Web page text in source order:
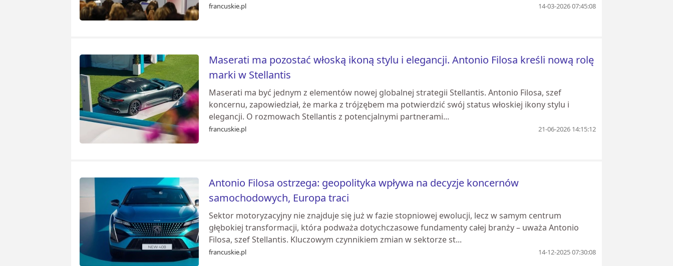
francuskie.pl 14-03-2026 07:45:08
Maserati ma pozostać włoską ikoną stylu i elegancji. Antonio Filosa kreśli nową rolę
marki w Stellantis
Maserati ma być jednym z elementów nowej globalnej strategii Stellantis. Antonio Filosa, szef
koncernu, zapowiedział, że marka z trójzębem ma potwierdzić swój status włoskiej ikony stylu i
elegancji. O rozmowach Stellantis z potencjalnymi partnerami...
francuskie.pl 21-06-2026 14:15:12
Antonio Filosa ostrzega: geopolityka wpływa na decyzje koncernów
samochodowych, Europa traci
Sektor motoryzacyjny nie znajduje się już w fazie stopniowej ewolucji, lecz w samym centrum
głębokiej transformacji, która podważa dotychczasowe fundamenty całej branży – uważa Antonio
Filosa, szef Stellantis. Kluczowym czynnikiem zmian w sektorze st...
francuskie.pl 14-12-2025 07:30:08